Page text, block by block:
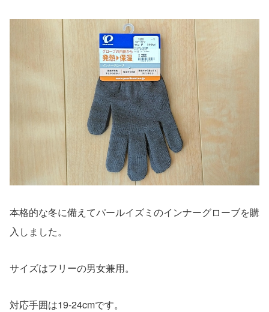
本格的な冬に備えてパールイズミのインナーグローブを購
入しました。
サイズはフリーの男女兼用。
対応手囲は19-24cmです。